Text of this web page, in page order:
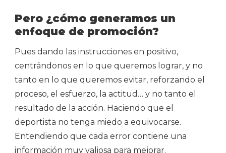
Pero ¿cómo generamos un
enfoque de promoción?
Pues dando las instrucciones en positivo,
centrándonos en lo que queremos lograr, y no
tanto en lo que queremos evitar, reforzando el
proceso, el esfuerzo, la actitud… y no tanto el
resultado de la acción. Haciendo que el
deportista no tenga miedo a equivocarse.
Entendiendo que cada error contiene una
información muy valiosa para mejorar.